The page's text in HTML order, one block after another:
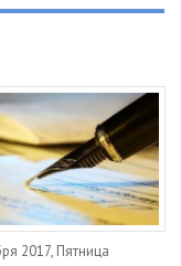
2017, Пятница